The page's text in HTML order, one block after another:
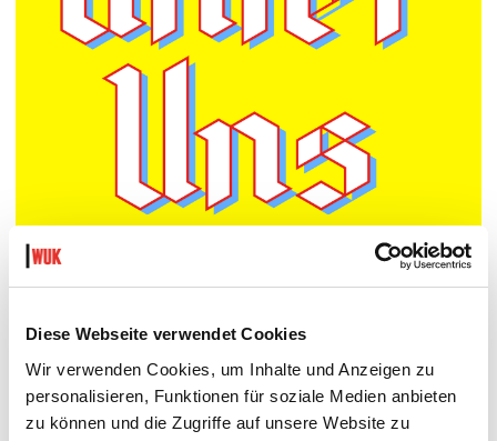
Diese Webseite verwendet Cookies
Wir verwenden Cookies, um Inhalte und Anzeigen zu
personalisieren, Funktionen für soziale Medien anbieten
zu können und die Zugriffe auf unsere Website zu
Schudini, Therapeutin des kollektiven Unbewusstseins und Host der
Late Night Group Therapy (LNGT), bringt euch ein neues Format, LNGT
Krisen und Entwicklungen unserer Zeit im Mittelpunkt.